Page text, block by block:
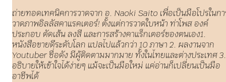
ถ่ายทอดเทคนิคการวาดจาก อ. Naoki Saito เพื่อเป็นมือโปรในก
วาดภาพอิลลัสคาแรคเตอร์! ตั้งแต่การวาดใบหน้า ท่าโพส องค์
ประกอบ ตัดเส้น ลงสี และการสร้างคาแร็กเตอร์ของตนเอง1.
หนังสือขายดีระดับโลก แปลไปแล้วกว่า 10 ภาษา 2. ผลงานจาก
Youtuber ชื่อดัง มีผู้ติดตามมากมาย ทั้งในไทยและต่างประเทศ 3.
อธิบายให้เข้าใจได้ง่ายๆ แม้จะเป็นมือใหม่ แค่อ่านก็เปลี่ยนเป็นมือ
อาชีพได้